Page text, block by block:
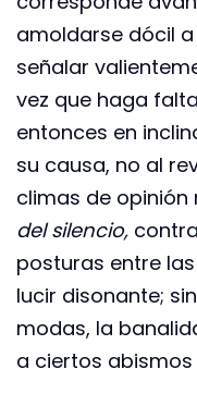
amoldarse dócil
señalar
vez que haga
entonces en
su causa, no al
climas de
del silencio,
posturas entre
lucir disonante;
modas, la
a ciertos